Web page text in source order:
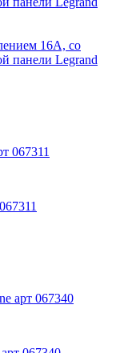
16А, со
панели Legrand